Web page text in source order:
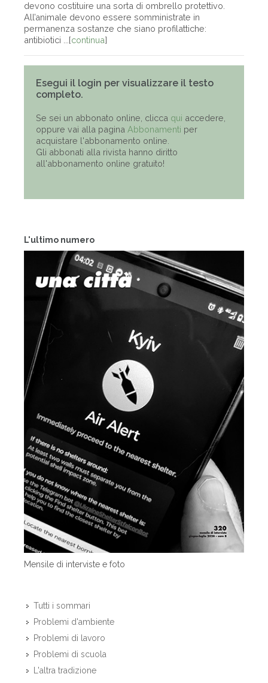
L'ultimo numero
Mensile di interviste e foto
Tutti i sommari
Problemi d'ambiente
Problemi di lavoro
Problemi di scuola
L'altra tradizione
devono costituire una sorta di ombrello protettivo.
All’animale devono essere somministrate in
permanenza sostanze che siano profilattiche:
antibiotici ...[continua]
Esegui il login per visualizzare il testo
completo.
Se sei un abbonato online, clicca qui accedere,
oppure vai alla pagina Abbonamenti per
acquistare l'abbonamento online.
Gli abbonati alla rivista hanno diritto
all'abbonamento online gratuito!